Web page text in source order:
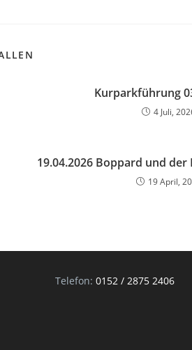
Kurparkführung
4 Juli,
19.04.2026 Boppard und der
19 April,
Telefon: 0152 / 2875 2406